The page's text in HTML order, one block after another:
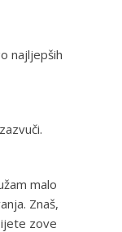
najljepših
malo
Znaš,
zove